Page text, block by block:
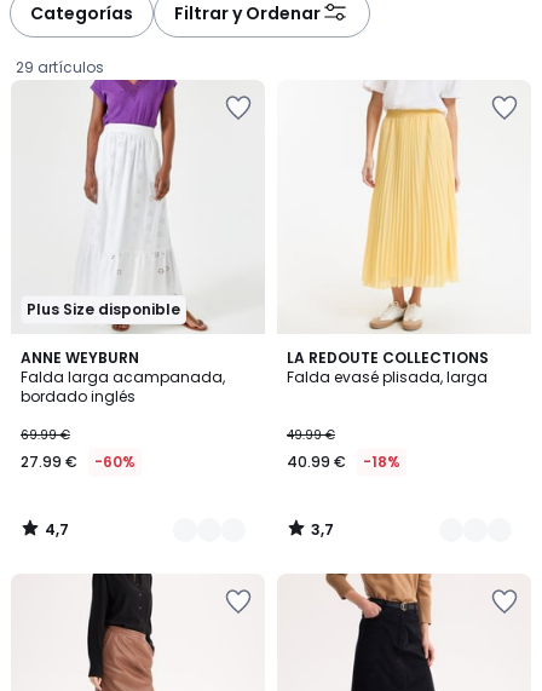
Categorías Filtrar y Ordenar
29 artículos
Plus Size disponible
ANNE WEYBURN
Falda larga acampanada,
bordado inglés
€
en
de
69.99
descuento
aplicado.
69.99 €
27.99 € -60%
4,7
/ 5
2
Colores
4,7
/
LA REDOUTE COLLECTIONS
Falda evasé plisada, larga
49.99 €
40.99 € -18%
3,7
/ 5
2
Colores
3,7
/